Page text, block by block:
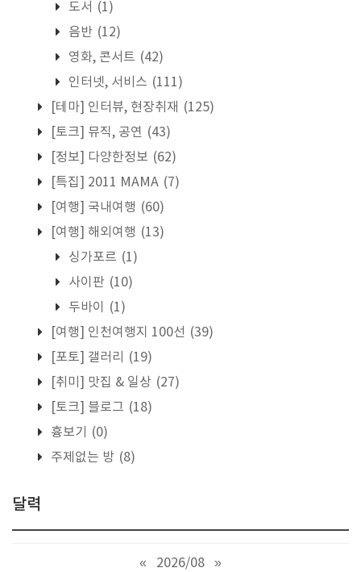
도서 (1)
음반 (12)
영화, 콘서트 (42)
인터넷, 서비스 (111)
[테마] 인터뷰, 현장취재 (125)
[토크] 뮤직, 공연 (43)
[정보] 다양한정보 (62)
[특집] 2011 MAMA (7)
[여행] 국내여행 (60)
[여행] 해외여행 (13)
싱가포르 (1)
사이판 (10)
두바이
(1)
[여행] 인천여행지 100선 (39)
[포토] 갤러리
(19)
[취미] 맛집 & 일상 (27)
[토크] 블로그 (18)
흉보기
(0)
주제없는 방 (8)
달력
« 2026/08 »